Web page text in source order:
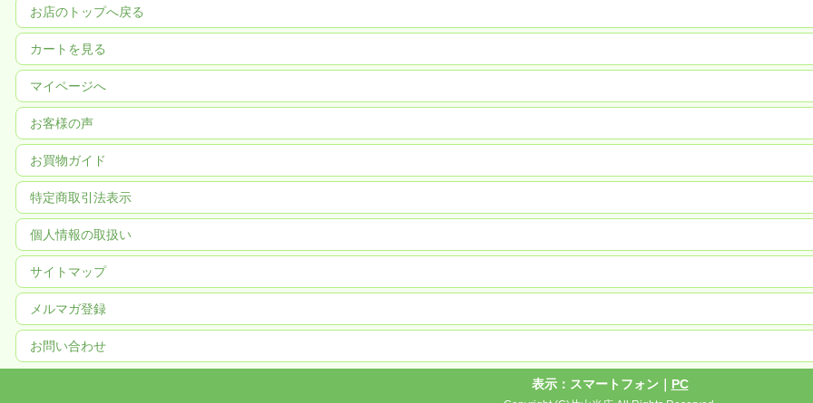
お店のトップへ戻る
カートを見る
マイページへ
お客様の声
お買物ガイド
特定商取引法表示
個人情報の取扱い
サイトマップ
メルマガ登録
お問い合わせ
表示：スマートフォン｜ PC